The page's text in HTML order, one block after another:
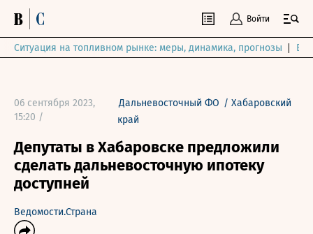
Войти
Ситуация на топливном рынке: меры, динамика, прогнозы
06 сентября 2023,
15:20 /
Дальневосточный ФО /Хабаровский
край
Депутаты в Хабаровске предложили
сделать дальневосточную ипотеку
доступней
Ведомости.Страна